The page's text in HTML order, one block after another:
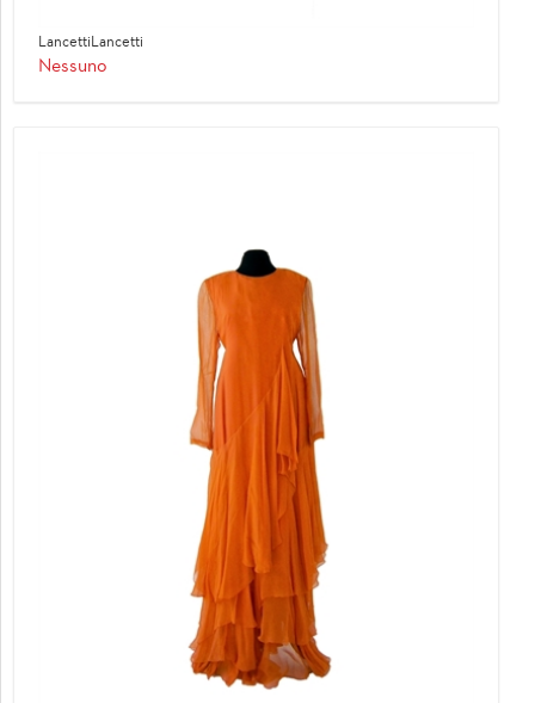
LancettiLancetti
Nessuno